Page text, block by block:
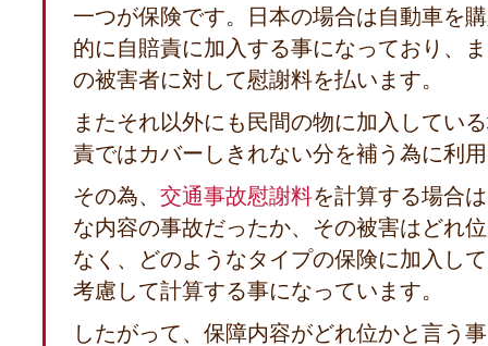
一つが保険です。日本の場合は自動車を
的に自賠責に加入する事になっており、
の被害者に対して慰謝料を払います。
またそれ以外にも民間の物に加入してい
責ではカバーしきれない分を補う為に利
その為、 交通事故慰謝料を計算する場合
な内容の事故だったか、その被害はどれ
なく、どのようなタイプの保険に加入し
考慮して計算する事になっています。
したがって、保障内容がどれ位かと言う